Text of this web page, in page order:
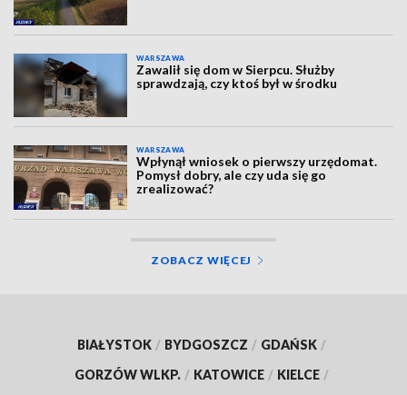
WARSZAWA
Zawalił się dom w Sierpcu. Służby
sprawdzają, czy ktoś był w środku
WARSZAWA
Wpłynął wniosek o pierwszy urzędomat.
Pomysł dobry, ale czy uda się go
zrealizować?
ZOBACZ WIĘCEJ
BIAŁYSTOK / BYDGOSZCZ / GDAŃSK /
GORZÓW WLKP. / KATOWICE / KIELCE /